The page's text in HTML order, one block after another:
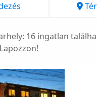
16 ingatlan